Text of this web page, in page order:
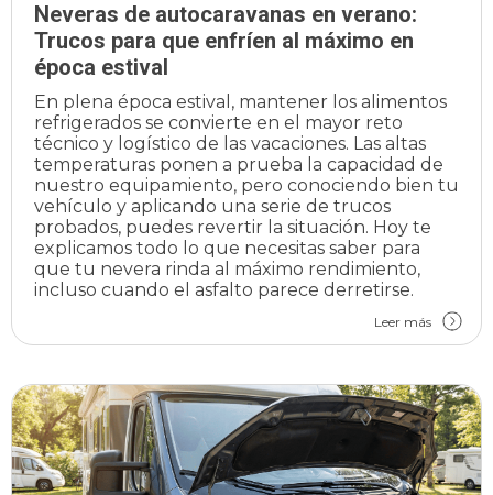
Neveras de autocaravanas en verano:
Trucos para que enfríen al máximo en
época estival
En plena época estival, mantener los alimentos
refrigerados se convierte en el mayor reto
técnico y logístico de las vacaciones. Las altas
temperaturas ponen a prueba la capacidad de
nuestro equipamiento, pero conociendo bien tu
vehículo y aplicando una serie de trucos
probados, puedes revertir la situación. Hoy te
explicamos todo lo que necesitas saber para
que tu nevera rinda al máximo rendimiento,
incluso cuando el asfalto parece derretirse.
Leer más